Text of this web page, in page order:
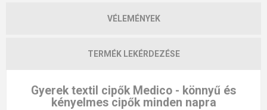
VÉLEMÉNYEK
TERMÉK LEKÉRDEZÉSE
Gyerek textil cipők Medico - könnyű és
kényelmes cipők minden napra